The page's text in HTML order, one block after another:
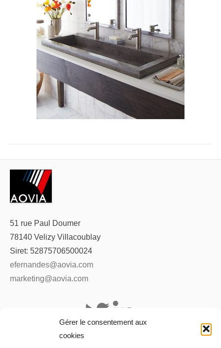
Gérer le consentement aux
cookies
51 rue Paul Doumer
78140 Velizy Villacoublay
Siret: 52875706500024
efernandes@aovia.com
marketing@aovia.com